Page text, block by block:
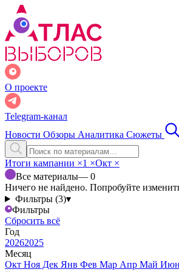
О проекте
Telegram-канал
Новости Обзоры Аналитика Сюжеты
Итоги кампании ×1 ×Окт ×
Все материалы— 0
Ничего не найдено. Попробуйте
Фильтры (3)▾
Фильтры
Сбросить всё
Год
20262025
Месяц
Окт Ноя Дек Янв Фев Мар Апр Май Июн